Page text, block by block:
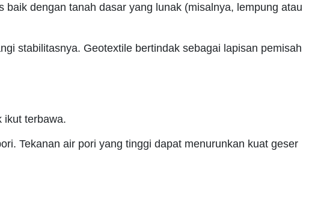
dengan tanah dasar yang lunak (misalnya, lempung atau
stabilitasnya. Geotextile bertindak sebagai lapisan pemisah
ikut terbawa.
Tekanan air pori yang tinggi dapat menurunkan kuat geser